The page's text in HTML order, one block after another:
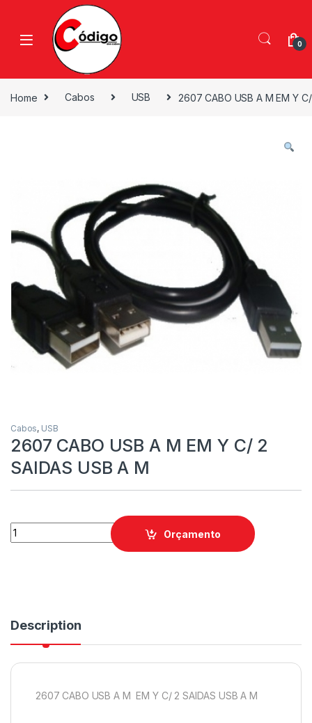
0
Home Cabos USB 2607 CABO USB A M EM Y
Cabos, USB
2607 CABO USB A M EM Y C/ 2
SAIDAS USB A M
Orçamento
Description
2607 CABO USB A M EM Y C/ 2 SAIDAS USB A M